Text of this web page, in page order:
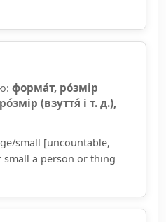
форма́т, ро́змір
(взуття́ і т. д.),
small [uncountable,
a person or thing